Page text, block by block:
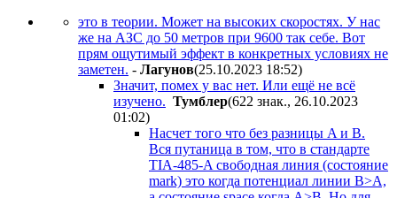
это в теории. Может на высоких скоростях. У нас
же на АЗС до 50 метров при 9600 так себе. Вот
прям ощутимый эффект в конкретных условиях не
заметен. - Лaгyнoв(25.10.2023 18:52)
Значит, помех у вас нет. Или ещё не всё
изучено. Tyмблep(622 знак., 26.10.2023
01:02)
Насчет того что без разницы A и B.
Вся путаница в том, что в стандарте
TIA-485-A свободная линия (состояние
mark) это когда потенциал линии B>A,